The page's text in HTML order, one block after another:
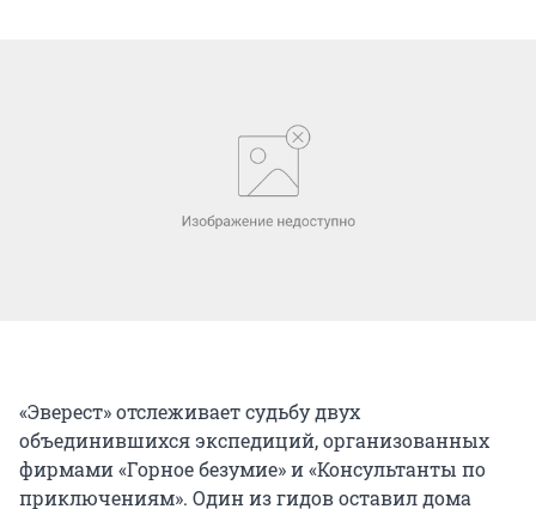
«Эверест» отслеживает судьбу двух
объединившихся экспедиций, организованных
фирмами «Горное безумие» и «Консультанты по
приключениям». Один из гидов оставил дома